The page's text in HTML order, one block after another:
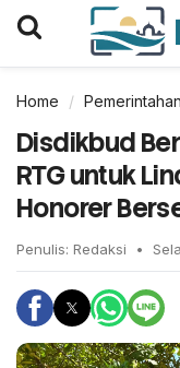
Home Pemerintahan
Disdikbud
RTG untuk
Honorer
Penulis: Redaksi •